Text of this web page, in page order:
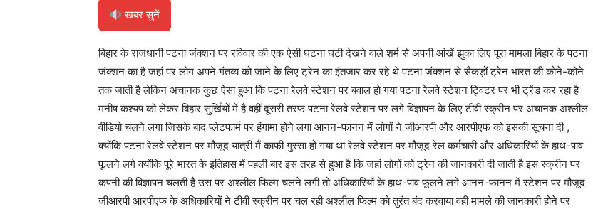
खबर सुनें
बिहार के राजधानी पटना जंक्शन पर रविवार की एक ऐसी घटना घटी देखने वाले शर्म से अपनी आंखें झुका लिए पूरा मामला बिहार के पटना
जंक्शन का है जहां पर लोग अपने गंतव्य को जाने के लिए ट्रेन का इंतजार कर रहे थे पटना जंक्शन से सैकड़ों ट्रेन भारत की कोने-कोने
तक जाती है लेकिन अचानक कुछ ऐसा हुआ कि पटना रेलवे स्टेशन पर बवाल हो गया पटना रेलवे स्टेशन ट्विटर पर भी ट्रेंड कर रहा है
मनीष कश्यप को लेकर बिहार सुर्खियों में है वहीं दूसरी तरफ पटना रेलवे स्टेशन पर लगे विज्ञापन के लिए टीवी स्क्रीन पर अचानक अश्लील
वीडियो चलने लगा जिसके बाद प्लेटफार्म पर हंगामा होने लगा आनन-फानन में लोगों ने जीआरपी और आरपीएफ को इसकी सूचना दी ,
क्योंकि पटना रेलवे स्टेशन पर मौजूद यात्री मैं काफी गुस्सा हो गया था रेलवे स्टेशन पर मौजूद रेल कर्मचारी और अधिकारियों के हाथ-पांव
फूलने लगे क्योंकि पूरे भारत के इतिहास में पहली बार इस तरह से हुआ है कि जहां लोगों को ट्रेन की जानकारी दी जाती है इस स्क्रीन पर
कंपनी की विज्ञापन चलती है उस पर अश्लील फिल्म चलने लगी तो अधिकारियों के हाथ-पांव फूलने लगे आनन-फानन में स्टेशन पर मौजूद
जीआरपी आरपीएफ के अधिकारियों ने टीवी स्क्रीन पर चल रही अश्लील फिल्म को तुरंत बंद करवाया वही मामले की जानकारी होने पर